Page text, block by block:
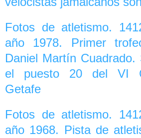
Fotos de atletismo.
año 1978. Primer
Daniel Martín Cuadrado.
el puesto 20 del VI
Getafe
Fotos de atletismo.
año 1968. Pista de